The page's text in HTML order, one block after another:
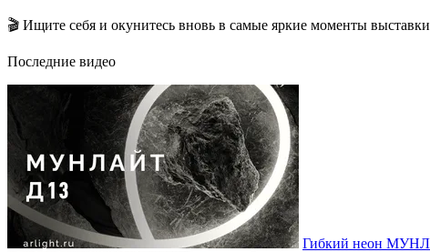
🎬 Ищите себя и окунитесь вновь в самые яркие моменты
Последние видео
Гибкий неон